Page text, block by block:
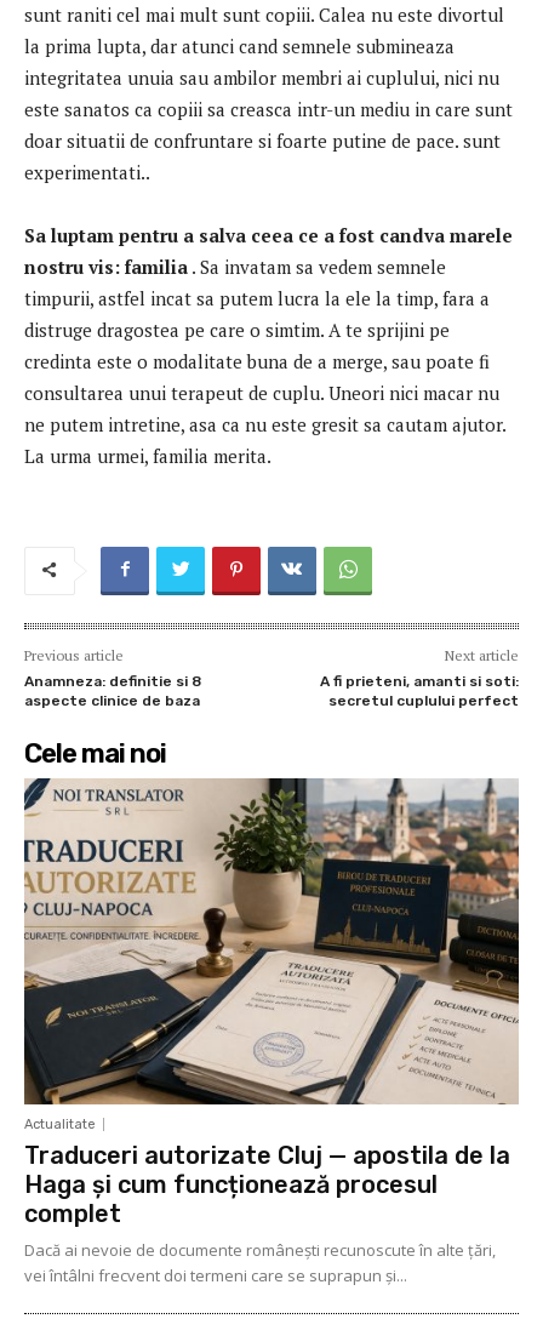
sunt raniti cel mai mult sunt copiii. Calea nu este divortul
la prima lupta, dar atunci cand semnele submineaza
integritatea unuia sau ambilor membri ai cuplului, nici nu
este sanatos ca copiii sa creasca intr-un mediu in care sunt
doar situatii de confruntare si foarte putine de pace. sunt
experimentati..
Sa luptam pentru a salva ceea ce a fost candva marele
nostru vis: familia . Sa invatam sa vedem semnele
timpurii, astfel incat sa putem lucra la ele la timp, fara a
distruge dragostea pe care o simtim. A te sprijini pe
credinta este o modalitate buna de a merge, sau poate fi
consultarea unui terapeut de cuplu. Uneori nici macar nu
ne putem intretine, asa ca nu este gresit sa cautam ajutor.
La urma urmei, familia merita.
Previous article
Anamneza: definitie si 8
aspecte clinice de baza
Next article
A fi prieteni, amanti si soti:
secretul cuplului perfect
Cele mai noi
Actualitate
Traduceri autorizate Cluj — apostila de la
Haga și cum funcționează procesul
complet
Dacă ai nevoie de documente românești recunoscute în alte țări,
vei întâlni frecvent doi termeni care se suprapun și...